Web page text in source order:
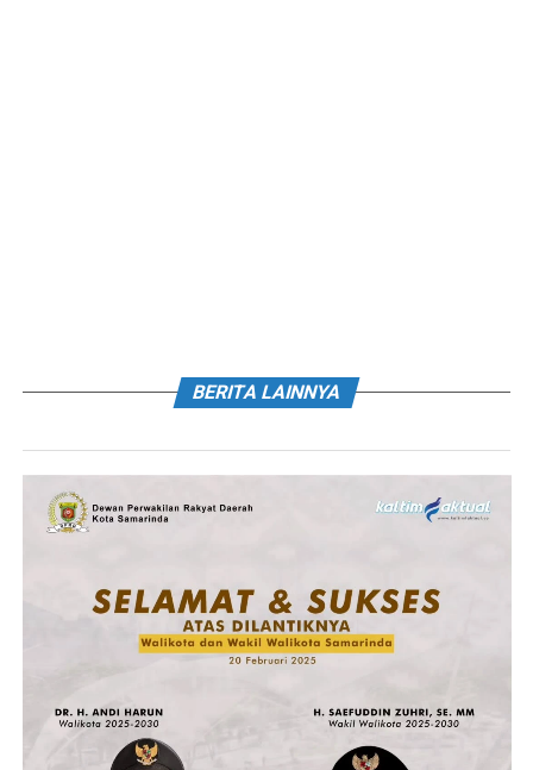
BERITA LAINNYA